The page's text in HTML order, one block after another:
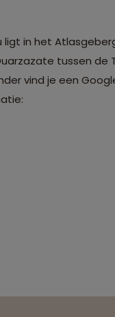
in het
tussen de
vind je een